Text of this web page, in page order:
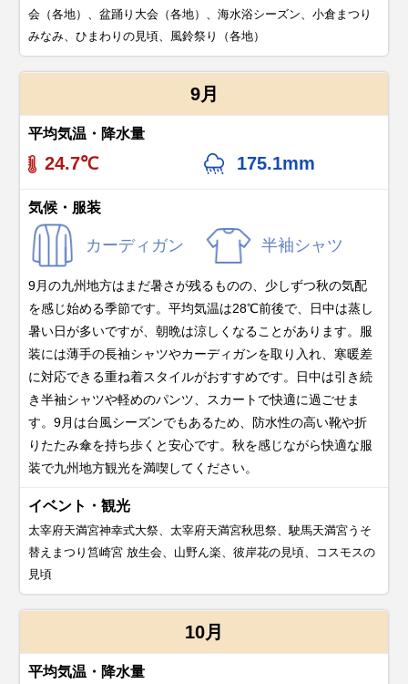
会（各地）、盆踊り大会（各地）、海水浴シーズン、小倉まつり
みなみ、ひまわりの見頃、風鈴祭り（各地）
9月
平均気温・降水量
24.7℃ 175.1mm
気候・服装
カーディガン 半袖シャツ
9月の九州地方はまだ暑さが残るものの、少しずつ秋の気配
を感じ始める季節です。平均気温は28℃前後で、日中は蒸し
暑い日が多いですが、朝晩は涼しくなることがあります。服
装には薄手の長袖シャツやカーディガンを取り入れ、寒暖差
に対応できる重ね着スタイルがおすすめです。日中は引き続
き半袖シャツや軽めのパンツ、スカートで快適に過ごせま
す。9月は台風シーズンでもあるため、防水性の高い靴や折
りたたみ傘を持ち歩くと安心です。秋を感じながら快適な服
装で九州地方観光を満喫してください。
イベント・観光
太宰府天満宮神幸式大祭、太宰府天満宮秋思祭、駛馬天満宮うそ
替えまつり筥崎宮 放生会、山野ん楽、彼岸花の見頃、コスモスの
見頃
10月
平均気温・降水量